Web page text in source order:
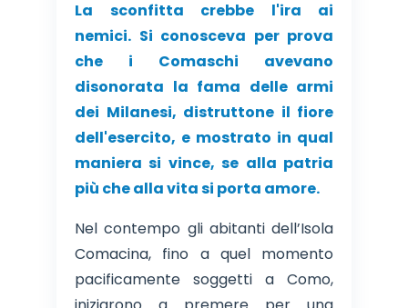
La sconfitta crebbe l'ira ai
nemici. Si conosceva per prova
che i Comaschi avevano
disonorata la fama delle armi
dei Milanesi, distruttone il fiore
dell'esercito, e mostrato in qual
maniera si vince, se alla patria
più che alla vita si porta amore.
Nel contempo gli abitanti dell’Isola
Comacina, fino a quel momento
pacificamente soggetti a Como,